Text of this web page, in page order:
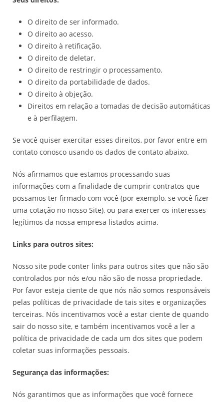
O direito de ser informado.
O direito ao acesso.
O direito à retificação.
O direito de deletar.
O direito de restringir o processamento.
O direito da portabilidade de dados.
O direito à objeção.
Direitos em relação a tomadas de decisão automáticas
e à perfilagem.
Se você quiser exercitar esses direitos, por favor entre em
contato conosco usando os dados de contato abaixo.
Nós afirmamos que estamos processando suas
informações com a finalidade de cumprir contratos que
possamos ter firmado com você (por exemplo, se você fizer
uma cotação no nosso Site), ou para exercer os interesses
legítimos da nossa empresa listados acima.
Links para outros sites:
Nosso site pode conter links para outros sites que não são
controlados por nós e/ou não são de nossa propriedade.
Por favor esteja ciente de que nós não somos responsáveis
pelas políticas de privacidade de tais sites e organizações
terceiras. Nós incentivamos você a estar ciente de quando
sair do nosso site, e também incentivamos você a ler a
política de privacidade de cada um dos sites que podem
coletar suas informações pessoais.
Segurança das informações:
Nós garantimos que as informações que você fornece